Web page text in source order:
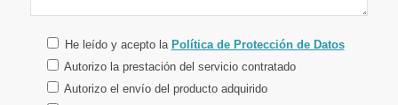
He leído y acepto la Política de Protección de Datos
Autorizo la prestación del servicio contratado
Autorizo el envío del producto adquirido